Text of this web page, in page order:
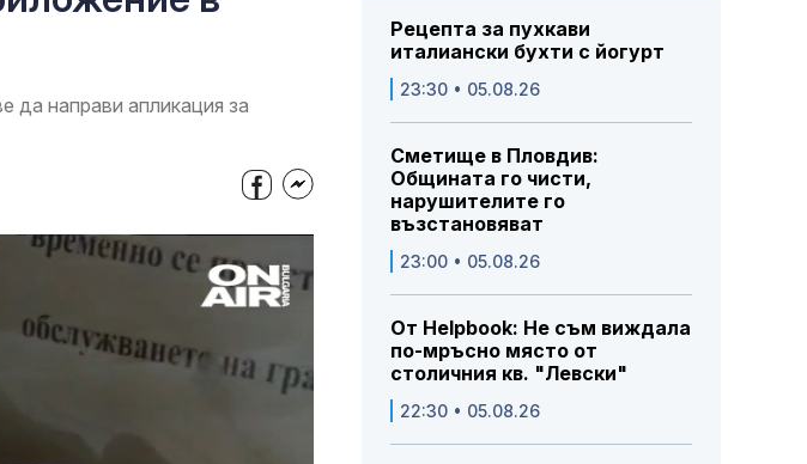
да направи апликация за
Рецепта за пухкави
италиански бухти с йогурт
23:30 • 05.08.26
Сметище в Пловдив:
Общината го чисти,
нарушителите го
възстановяват
23:00 • 05.08.26
От Helpbook: Не съм виждала
по-мръсно място от
столичния кв. "Левски"
22:30 • 05.08.26